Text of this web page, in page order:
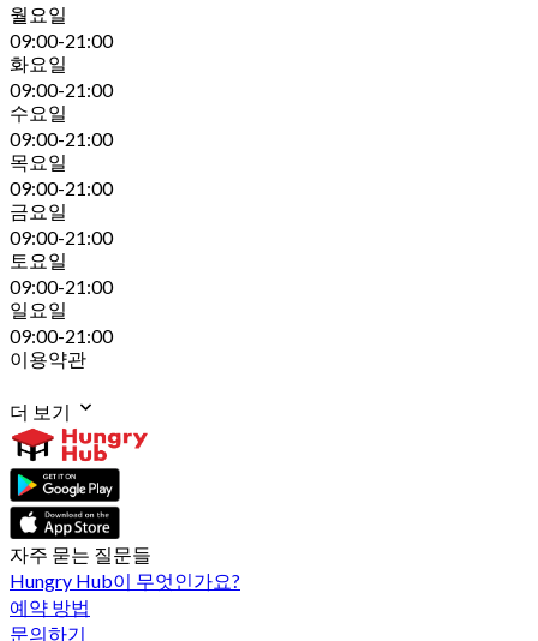
월요일
09:00-21:00
화요일
09:00-21:00
수요일
09:00-21:00
목요일
09:00-21:00
금요일
09:00-21:00
토요일
09:00-21:00
일요일
09:00-21:00
이용약관
더 보기
자주 묻는 질문들
Hungry Hub이 무엇인가요?
예약 방법
문의하기